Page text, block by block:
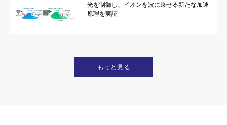
光を制御し、イオンを波に乗せる新たな加速
原理を実証
もっと見る